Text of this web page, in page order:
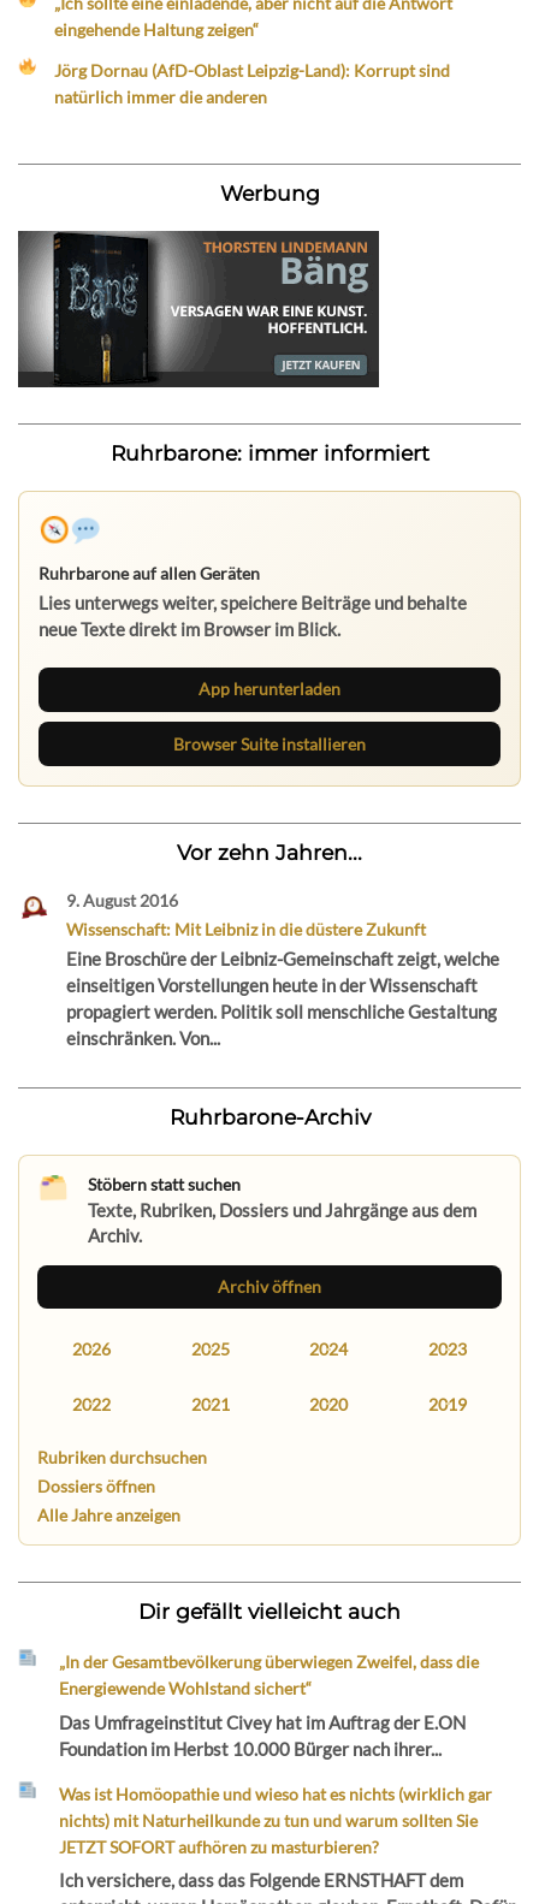
eingehende Haltung zeigen“
Jörg Dornau (AfD-Oblast Leipzig-Land): Korrupt sind
natürlich immer die anderen
Werbung
Ruhrbarone: immer informiert
Ruhrbarone auf allen Geräten
Lies unterwegs weiter, speichere Beiträge und behalte
neue Texte direkt im Browser im Blick.
App herunterladen
Browser Suite installieren
Vor zehn Jahren...
9. August 2016
Wissenschaft: Mit Leibniz in die düstere Zukunft
Eine Broschüre der Leibniz-Gemeinschaft zeigt, welche
einseitigen Vorstellungen heute in der Wissenschaft
propagiert werden. Politik soll menschliche Gestaltung
einschränken. Von...
Ruhrbarone-Archiv
Stöbern statt suchen
Texte, Rubriken, Dossiers und Jahrgänge aus dem
Archiv.
Archiv öffnen
2026 2025 2024 2023
2022 2021 2020 2019
Rubriken durchsuchen
Dossiers öffnen
Alle Jahre anzeigen
Dir gefällt vielleicht auch
„In der Gesamtbevölkerung überwiegen Zweifel, dass die
Energiewende Wohlstand sichert“
Das Umfrageinstitut Civey hat im Auftrag der E.ON
Foundation im Herbst 10.000 Bürger nach ihrer...
Was ist Homöopathie und wieso hat es nichts (wirklich gar
nichts) mit Naturheilkunde zu tun und warum sollten Sie
JETZT SOFORT aufhören zu masturbieren?
Ich versichere, dass das Folgende ERNSTHAFT dem